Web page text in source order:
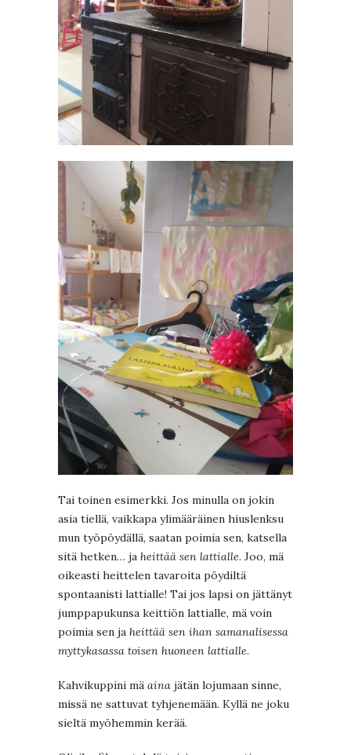
Tai toinen esimerkki. Jos minulla on jokin
asia tiellä, vaikkapa ylimääräinen hiuslenksu
mun työpöydällä, saatan poimia sen, katsella
sitä hetken… ja heittää sen lattialle. Joo, mä
oikeasti heittelen tavaroita pöydiltä
spontaanisti lattialle! Tai jos lapsi on jättänyt
jumppapukunsa keittiön lattialle, mä voin
poimia sen ja heittää sen ihan samanalisessa
myttykasassa toisen huoneen lattialle.
Kahvikuppini mä aina jätän lojumaan sinne,
missä ne sattuvat tyhjenemään. Kyllä ne joku
sieltä myöhemmin kerää.